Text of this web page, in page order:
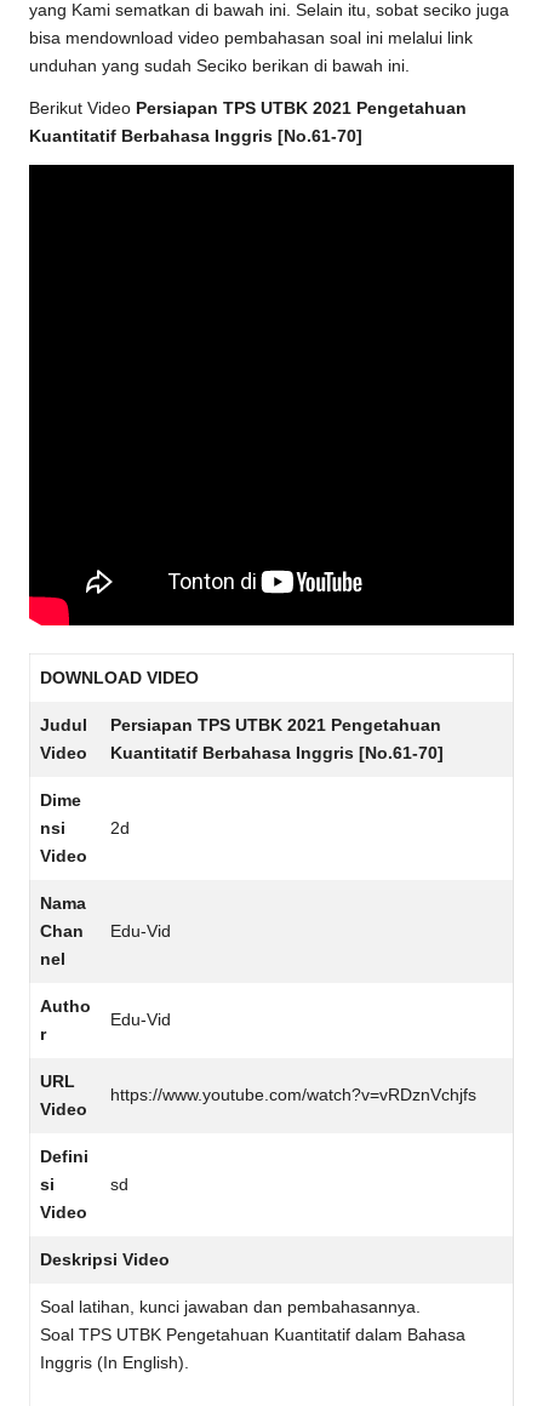
yang Kami sematkan di bawah ini. Selain itu, sobat seciko juga
bisa mendownload video pembahasan soal ini melalui link
unduhan yang sudah Seciko berikan di bawah ini.
Berikut Video Persiapan TPS UTBK 2021 Pengetahuan
Kuantitatif Berbahasa Inggris [No.61-70]
DOWNLOAD VIDEO
Judul
Video
Persiapan TPS UTBK 2021 Pengetahuan
Kuantitatif Berbahasa Inggris [No.61-70]
Dime
nsi
Video
2d
Nama
Chan
nel
Edu-Vid
Autho
r
Edu-Vid
URL
Video
https://www.youtube.com/watch?v=vRDznVchjfs
Defini
si
Video
sd
Deskripsi Video
Soal latihan, kunci jawaban dan pembahasannya.
Soal TPS UTBK Pengetahuan Kuantitatif dalam Bahasa
Inggris (In English).